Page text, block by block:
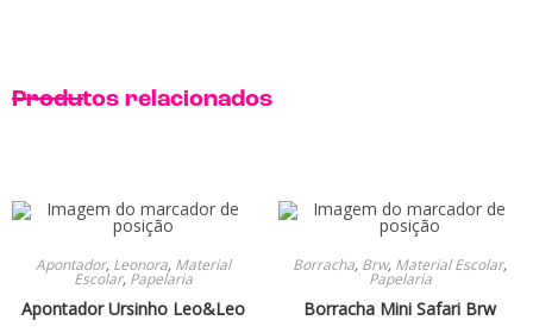
Produtos relacionados
Apontador, Leonora, Material
Escolar, Papelaria
Apontador Ursinho Leo&Leo
Borracha, Brw, Material Escolar,
Papelaria
Borracha Mini Safari Brw